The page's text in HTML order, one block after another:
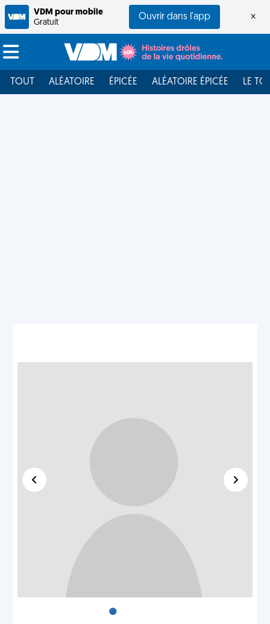
VDM pour mobile
Gratuit
Ouvrir dans l'app ×
TOUT ALÉATOIRE ÉPICÉE ALÉATOIRE ÉPICÉE LE
•